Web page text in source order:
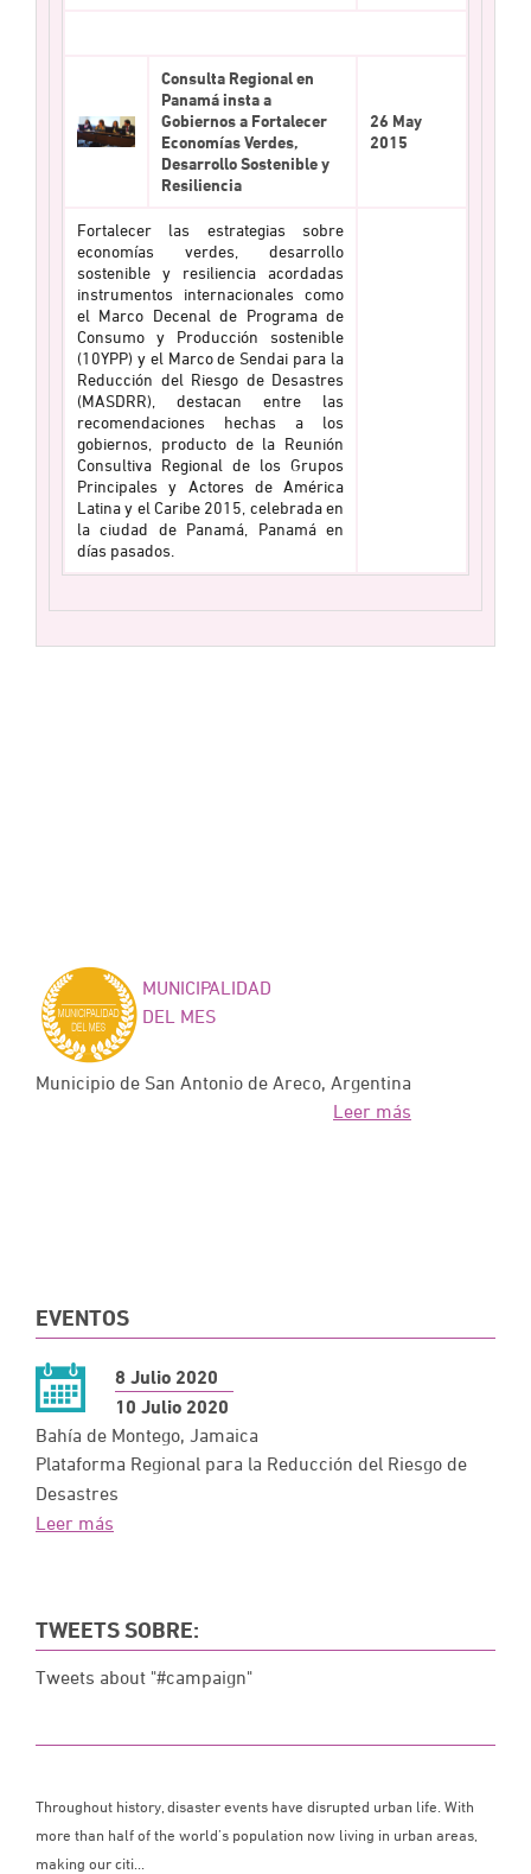
Consulta Regional en
Panamá insta a
Gobiernos a Fortalecer
Economías Verdes,
Desarrollo Sostenible y
Resiliencia
26 May
2015
Fortalecer las estrategias sobre
economías verdes, desarrollo
sostenible y resiliencia acordadas
instrumentos internacionales como
el Marco Decenal de Programa de
Consumo y Producción sostenible
(10YPP) y el Marco de Sendai para la
Reducción del Riesgo de Desastres
(MASDRR), destacan entre las
recomendaciones hechas a los
gobiernos, producto de la Reunión
Consultiva Regional de los Grupos
Principales y Actores de América
Latina y el Caribe 2015, celebrada en
la ciudad de Panamá, Panamá en
días pasados.
MUNICIPALIDAD
DEL MES
Municipio de San Antonio de Areco, Argentina
Leer más
EVENTOS
8 Julio 2020
10 Julio 2020
Bahía de Montego, Jamaica
Plataforma Regional para la Reducción del Riesgo de
Desastres
Leer más
TWEETS SOBRE:
Tweets about "#campaign"
Throughout history, disaster events have disrupted urban life. With
more than half of the world’s population now living in urban areas,
making our citi...